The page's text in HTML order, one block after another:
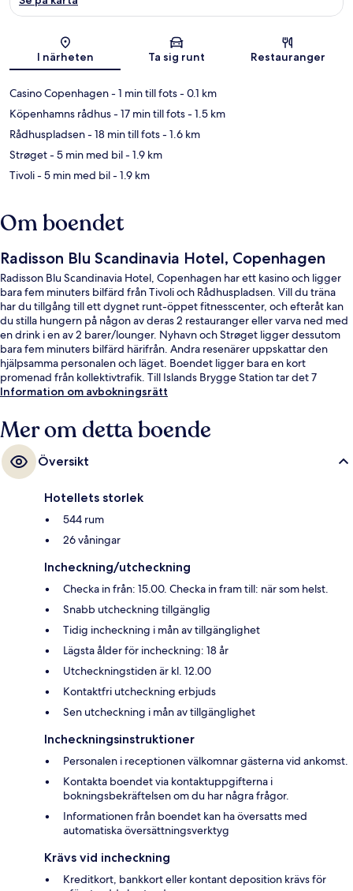
Karta
I närheten Ta sig runt Restauranger
Casino Copenhagen- 1 min till fots- 0.1 km
Köpenhamns rådhus- 17 min till fots- 1.5 km
Rådhuspladsen- 18 min till fots- 1.6 km
Strøget- 5 min med bil- 1.9 km
Tivoli- 5 min med bil- 1.9 km
Om boendet
Radisson Blu Scandinavia Hotel, Copenhagen
Radisson Blu Scandinavia Hotel, Copenhagen har ett kasino och ligger
bara fem minuters bilfärd från Tivoli och Rådhuspladsen. Vill du träna
har du tillgång till ett dygnet runt-öppet fitnesscenter, och efteråt kan
du stilla hungern på någon av deras 2 restauranger eller varva ned med
en drink i en av 2 barer/lounger. Nyhavn och Strøget ligger dessutom
bara fem minuters bilfärd härifrån. Andra resenärer uppskattar den
hjälpsamma personalen och läget. Boendet ligger bara en kort
promenad från kollektivtrafik. Till Islands Brygge Station tar det 7
minuter att gå och till Christianshavn Station är det 13 minuter.
Information om avbokningsrätt
Mer om detta boende
Översikt
Hotellets storlek
544 rum
26 våningar
Incheckning/utcheckning
Checka in från: 15.00. Checka in fram till: när som helst.
Snabb utcheckning tillgänglig
Tidig incheckning i mån av tillgänglighet
Lägsta ålder för incheckning: 18 år
Utcheckningstiden är kl. 12.00
Kontaktfri utcheckning erbjuds
Sen utcheckning i mån av tillgänglighet
Incheckningsinstruktioner
Personalen i receptionen välkomnar gästerna vid ankomst.
Kontakta boendet via kontaktuppgifterna i
bokningsbekräftelsen om du har några frågor.
Informationen från boendet kan ha översatts med
automatiska översättningsverktyg
Krävs vid incheckning
Kreditkort, bankkort eller kontant deposition krävs för